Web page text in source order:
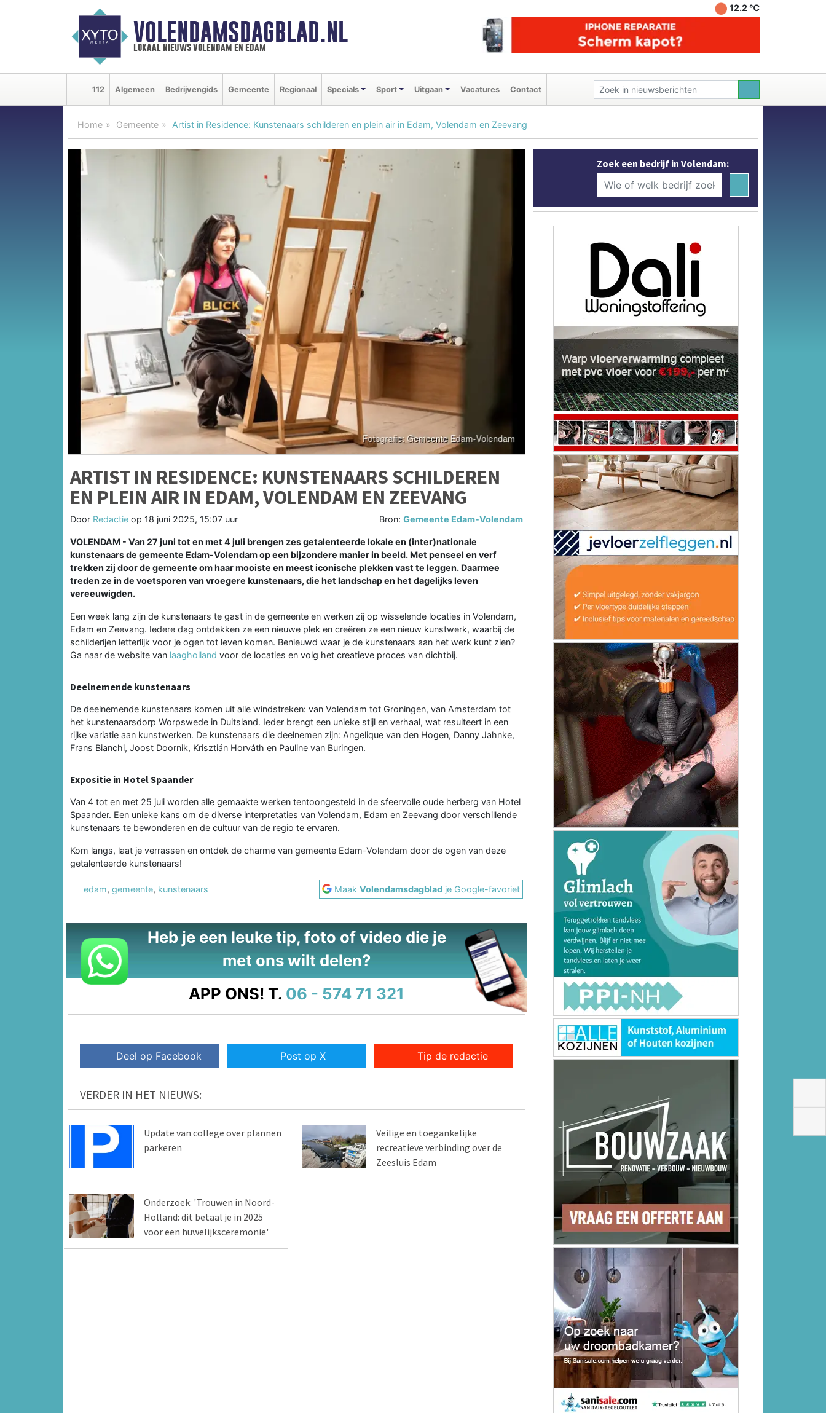
VOLENDAMSDAGBLAD.NL
lokaal nieuws volendam en edam
12.2 ℃
112 Algemeen Bedrijvengids Gemeente Regionaal Specials Sport Uitgaan Vacatures Contact
Home Gemeente Artist in Residence: Kunstenaars schilderen en plein air in Edam, Volendam en Zeevang
ARTIST IN RESIDENCE: KUNSTENAARS SCHILDEREN
EN PLEIN AIR IN EDAM, VOLENDAM EN ZEEVANG
Door Redactie op 18 juni 2025, 15:07 uur Bron:Gemeente Edam-Volendam
VOLENDAM - Van 27 juni tot en met 4 juli brengen zes getalenteerde lokale en (inter)nationale
kunstenaars de gemeente Edam-Volendam op een bijzondere manier in beeld. Met penseel en verf
trekken zij door de gemeente om haar mooiste en meest iconische plekken vast te leggen. Daarmee
treden ze in de voetsporen van vroegere kunstenaars, die het landschap en het dagelijks leven
vereeuwigden.
Een week lang zijn de kunstenaars te gast in de gemeente en werken zij op wisselende locaties in Volendam,
Edam en Zeevang. Iedere dag ontdekken ze een nieuwe plek en creëren ze een nieuw kunstwerk, waarbij de
schilderijen letterlijk voor je ogen tot leven komen. Benieuwd waar je de kunstenaars aan het werk kunt zien?
Ga naar de website van laagholland voor de locaties en volg het creatieve proces van dichtbij.
Deelnemende kunstenaars
De deelnemende kunstenaars komen uit alle windstreken: van Volendam tot Groningen, van Amsterdam tot
het kunstenaarsdorp Worpswede in Duitsland. Ieder brengt een unieke stijl en verhaal, wat resulteert in een
rijke variatie aan kunstwerken. De kunstenaars die deelnemen zijn: Angelique van den Hogen, Danny Jahnke,
Frans Bianchi, Joost Doornik, Krisztián Horváth en Pauline van Buringen.
Expositie in Hotel Spaander
Van 4 tot en met 25 juli worden alle gemaakte werken tentoongesteld in de sfeervolle oude herberg van Hotel
Spaander. Een unieke kans om de diverse interpretaties van Volendam, Edam en Zeevang door verschillende
kunstenaars te bewonderen en de cultuur van de regio te ervaren.
Kom langs, laat je verrassen en ontdek de charme van gemeente Edam-Volendam door de ogen van deze
getalenteerde kunstenaars!
edam, gemeente, kunstenaars MaakVolendamsdagblad je Google-favoriet
Heb je een leuke tip, foto of video die je
met ons wilt delen?
APP ONS! T. 06 - 574 71 321
Deel op Facebook Post op X Tip de redactie
VERDER IN HET NIEUWS:
Update van college over plannen
parkeren
Veilige en toegankelijke
recreatieve verbinding over de
Zeesluis Edam
Onderzoek: 'Trouwen in Noord-
Holland: dit betaal je in 2025
voor een huwelijksceremonie'
Zoek een bedrijf in Volendam: